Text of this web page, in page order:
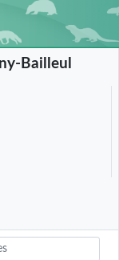
Bailleul